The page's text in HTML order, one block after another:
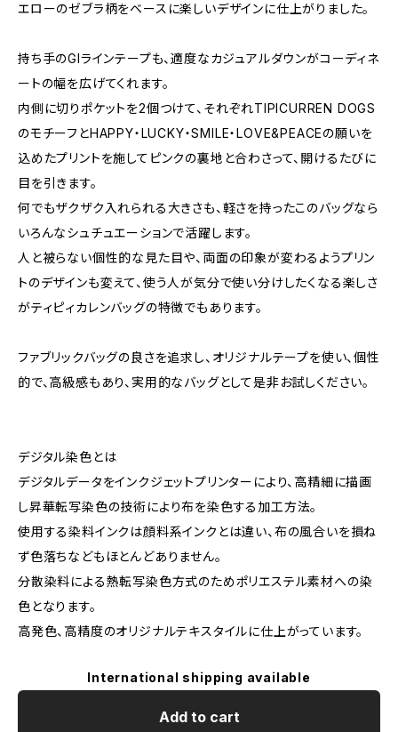
エローのゼブラ柄をベースに楽しいデザインに仕上がりました。
持ち手のGIラインテープも、適度なカジュアルダウンがコーディネ
ートの幅を広げてくれます。
内側に切りポケットを2個つけて、それぞれTIPICURREN DOGS
のモチーフとHAPPY・LUCKY・SMILE・LOVE&PEACEの願いを
込めたプリントを施してピンクの裏地と合わさって、開けるたびに
目を引きます。
何でもザクザク入れられる大きさも、軽さを持ったこのバッグなら
いろんなシュチュエーションで活躍します。
人と被らない個性的な見た目や、両面の印象が変わるようプリン
トのデザインも変えて、使う人が気分で使い分けしたくなる楽しさ
がティピィカレンバッグの特徴でもあります。
ファブリックバッグの良さを追求し、オリジナルテープを使い、個性
的で、高級感もあり、実用的なバッグとして是非お試しください。
デジタル染色とは
デジタルデータをインクジェットプリンターにより、高精細に描画
し昇華転写染色の技術により布を染色する加工方法。
使用する染料インクは顔料系インクとは違い、布の風合いを損ね
ず色落ちなどもほとんどありません。
分散染料による熱転写染色方式のためポリエステル素材への染
色となります。
高発色、高精度のオリジナルテキスタイルに仕上がっています。
International shipping available
Add to cart